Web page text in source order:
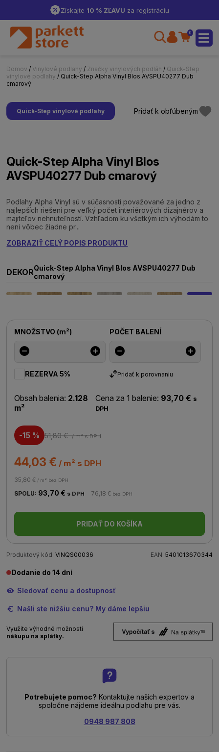
Získajte 10 % ZĽAVU za registráciu
0
Domov / Vinylové podlahy / Značky vinylových podláh / Quick-Step
vinylové podlahy / Quick-Step Alpha Vinyl Blos AVSPU40277 Dub
cmarový
Quick-Step vinylové podlahy Pridať k obľúbeným
Quick-Step Alpha Vinyl Blos
AVSPU40277 Dub cmarový
Podlahy Alpha Vinyl sú v súčasnosti považované za jedno z
najlepších riešení pre veľký počet interiérových dizajnérov a
majiteľov nehnuteľností. Vzhľadom ku všetkým ich výhodám to
neni vôbec žiadne pr...
ZOBRAZIŤ CELÝ POPIS PRODUKTU
DEKORQuick-Step Alpha Vinyl Blos AVSPU40277 Dub
cmarový
MNOŽSTVO (m²) POČET BALENÍ
REZERVA 5% Pridať k porovnaniu
Obsah balenia: 2.128
m²
Cena za 1 balenie: 93,70 € s
DPH
-15 % 51,80 €/ m²s DPH
44,03 € / m² s DPH
35,80 € / m² bez DPH
SPOLU: 93,70 € s DPH 76,18 € bez DPH
PRIDAŤ DO KOŠÍKA
Produktový kód: VINQS00036 EAN: 5401013670344
Dodanie do 14 dní
Sledovať cenu a dostupnosť
Našli ste nižšiu cenu? My dáme lepšiu
Využite výhodné možnosti
nákupu na splátky.
Potrebujete pomoc? Kontaktujte našich expertov a
spoločne nájdeme ideálnu podlahu pre vás.
0948 987 808